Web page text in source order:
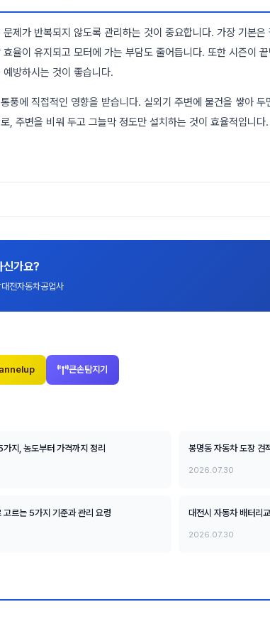
제가 반복되지 않도록 관리하는 것이 중요합니다. 가장 기본
율이 유지되고 모터에 가는 부담도 줄어듭니다. 또한 시즌이
방하시는 것이 좋습니다.
풍에 직접적인 영향을 받습니다. 실외기 주변에 물건을 쌓아
, 주변을 비워 두고 그늘막 정도만 설치하는 것이 효율적입니
신가요?
전자동차공업사
큰손탐지기
지, 농도부터 가격까지 정리 봉명동 자동차 도장 견
2026.07.30
르는 5가지 기준과 관리 요령 대전시 자동차 배터리
2026.07.30